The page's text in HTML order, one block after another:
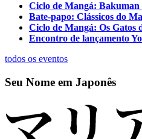
Ciclo de Mangá:
Bate-papo: Clássicos do
Ciclo de Mangá: Os Gatos
Encontro de lançamento
todos os eventos
Seu Nome em Japonês